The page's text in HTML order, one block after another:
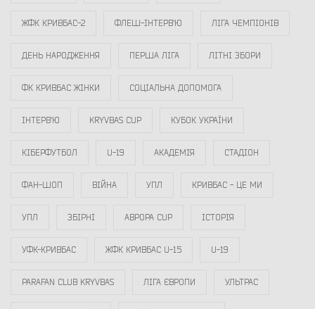
ЖФК КРИВБАС-2 ФЛЕШ-ІНТЕРВ`Ю ЛІГА ЧЕМПІОНІВ
ДЕНЬ НАРОДЖЕННЯ ПЕРША ЛІГА ЛІТНІ ЗБОРИ
ФК КРИВБАС ЖІНКИ СОЦІАЛЬНА ДОПОМОГА
ІНТЕРВ`Ю KRYVBAS CUP КУБОК УКРАЇНИ
КІБЕРФУТБОЛ U-19 АКАДЕМІЯ СТАДІОН
ФАН-ШОП ВІЙНА УПЛ КРИВБАС - ЦЕ МИ
УПЛ ЗБІРНІ АВРОРА CUP ІСТОРІЯ
УФК-КРИВБАС ЖФК КРИВБАС U-15 U-19
PARAFAN CLUB KRYVBAS ЛІГА ЄВРОПИ УЛЬТРАС